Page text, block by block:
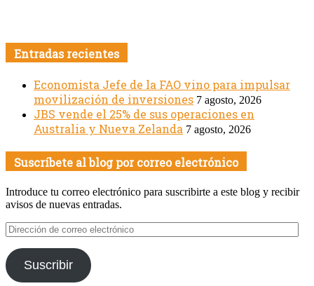
Entradas recientes
Economista Jefe de la FAO vino para impulsar
movilización de inversiones 7 agosto, 2026
JBS vende el 25% de sus operaciones en
Australia y Nueva Zelanda 7 agosto, 2026
Suscríbete al blog por correo electrónico
Introduce tu correo electrónico para suscribirte a este blog y recibir
avisos de nuevas entradas.
Dirección
de
correo
electrónico
Suscribir